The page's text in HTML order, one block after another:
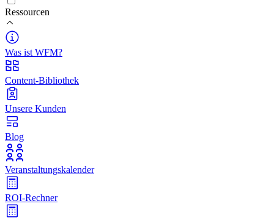
Ressourcen
Was ist WFM?
Content-Bibliothek
Unsere Kunden
Blog
Veranstaltungskalender
ROI-Rechner